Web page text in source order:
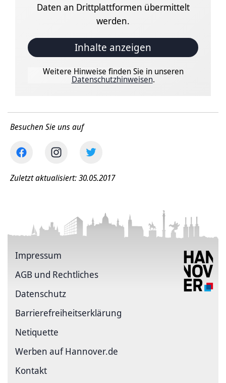
Daten an Drittplattformen übermittelt
werden.
Inhalte anzeigen
Weitere Hinweise finden Sie in unseren
Datenschutzhinweisen.
Besuchen Sie uns auf
Zuletzt aktualisiert: 30.05.2017
Impressum
AGB und Rechtliches
Datenschutz
Barriere­freiheits­erklärung
Netiquette
Werben auf Hannover.de
Kontakt